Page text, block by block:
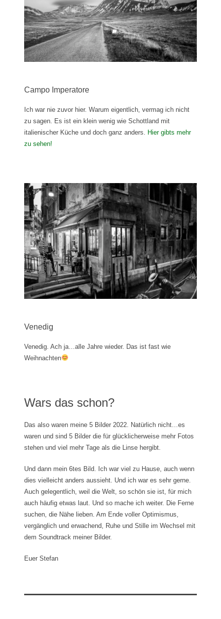
Campo Imperatore
Ich war nie zuvor hier. Warum eigentlich, vermag ich nicht
zu sagen. Es ist ein klein wenig wie Schottland mit
italienischer Küche und doch ganz anders. Hier gibts mehr
zu sehen!
Venedig
Venedig. Ach ja…alle Jahre wieder. Das ist fast wie
Weihnachten
Wars das schon?
Das also waren meine 5 Bilder 2022. Natürlich nicht…es
waren und sind 5 Bilder die für glücklicherweise mehr Fotos
stehen und viel mehr Tage als die Linse hergibt.
Und dann mein 6tes Bild. Ich war viel zu Hause, auch wenn
dies vielleicht anders aussieht. Und ich war es sehr gerne.
Auch gelegentlich, weil die Welt, so schön sie ist, für mich
auch häufig etwas laut. Und so mache ich weiter. Die Ferne
suchen, die Nähe lieben. Am Ende voller Optimismus,
vergänglich und erwachend, Ruhe und Stille im Wechsel mit
dem Soundtrack meiner Bilder.
Euer Stefan